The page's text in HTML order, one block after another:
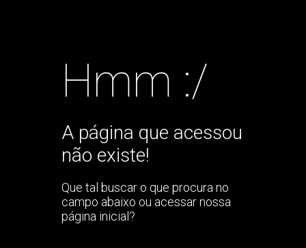
Hmm :/
A página que acessou
não existe!
Que tal buscar o que procura no
campo abaixo ou acessar nossa
página inicial?